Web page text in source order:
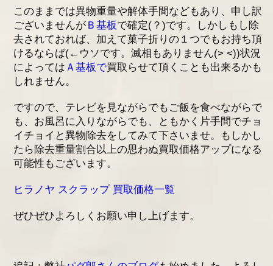
このままでは異物重量や解体手間などもあり、申し訳
ございませんが Ｂ基板で確定(？)です。しかしもし除
去されておれば、加えて菓子折りの１つでもお持ち頂
けるならば(←ウソです。滅相もありません(> <))状況
によっては Ａ基板で買取らせて頂くことも出来るかも
しれません。
ですので、テレビを見ながらでもご飯を食べながらで
も、お風呂に入りながらでも、ともかく片手間でチョ
イチョイと異物除去をしてみて下さいませ。もしかし
たら除去重量割合以上の思わぬ買取価格アップになる
可能性もございます。
ヒラノヤ スクラップ 買取価格一覧
ぜひぜひよろしくお願い申し上げます。